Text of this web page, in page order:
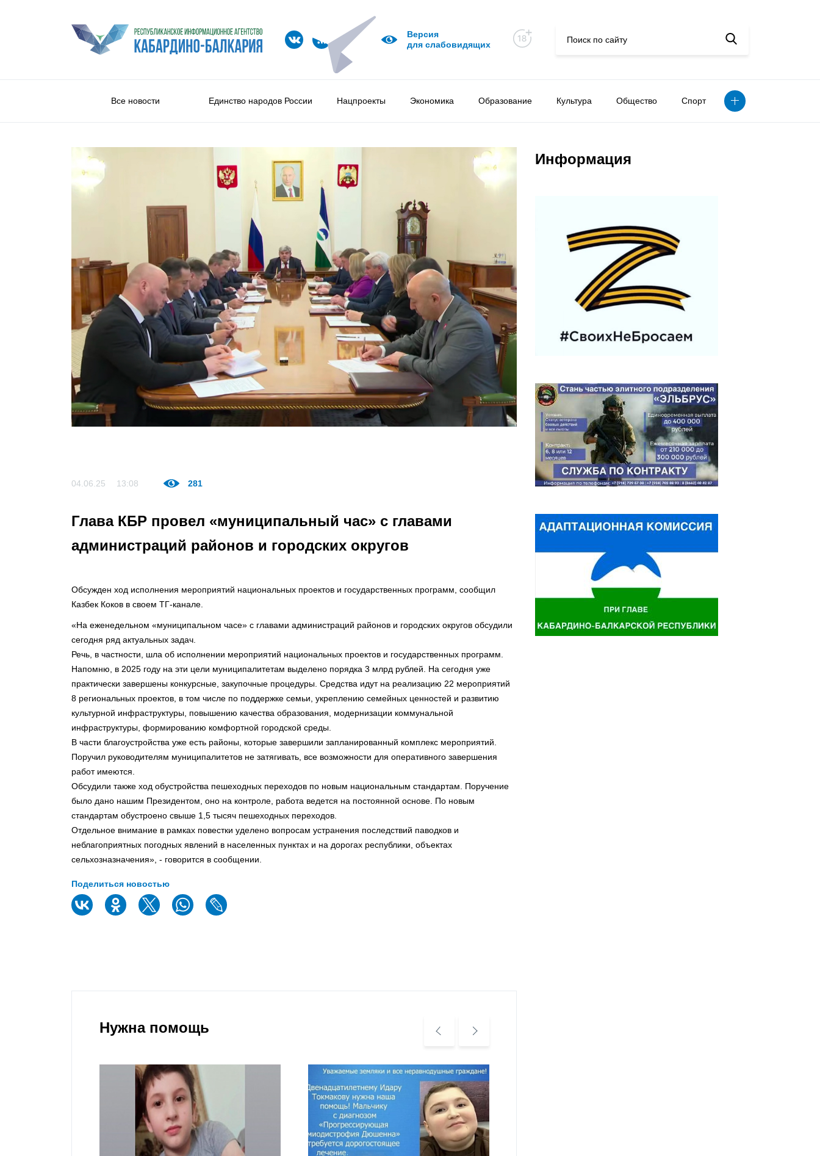
Версия
для слабовидящих
Все новости Единство народов России Нацпроекты Экономика Образование Культура Общество Спорт
Политика
04.06.25 13:08 281
Глава КБР провел «муниципальный час» с главами
администраций районов и городских округов
Обсужден ход исполнения мероприятий национальных проектов и государственных программ, сообщил
Казбек Коков в своем ТГ-канале.
«На еженедельном «муниципальном часе» с главами администраций районов и городских округов обсудили
сегодня ряд актуальных задач.
Речь, в частности, шла об исполнении мероприятий национальных проектов и государственных программ.
Напомню, в 2025 году на эти цели муниципалитетам выделено порядка 3 млрд рублей. На сегодня уже
практически завершены конкурсные, закупочные процедуры. Средства идут на реализацию 22 мероприятий
8 региональных проектов, в том числе по поддержке семьи, укреплению семейных ценностей и развитию
культурной инфраструктуры, повышению качества образования, модернизации коммунальной
инфраструктуры, формированию комфортной городской среды.
В части благоустройства уже есть районы, которые завершили запланированный комплекс мероприятий.
Поручил руководителям муниципалитетов не затягивать, все возможности для оперативного завершения
работ имеются.
Обсудили также ход обустройства пешеходных переходов по новым национальным стандартам. Поручение
было дано нашим Президентом, оно на контроле, работа ведется на постоянной основе. По новым
стандартам обустроено свыше 1,5 тысяч пешеходных переходов.
Отдельное внимание в рамках повестки уделено вопросам устранения последствий паводков и
неблагоприятных погодных явлений в населенных пунктах и на дорогах республики, объектах
сельхозназначения», - говорится в сообщении.
Поделиться новостью
Информация
Нужна помощь